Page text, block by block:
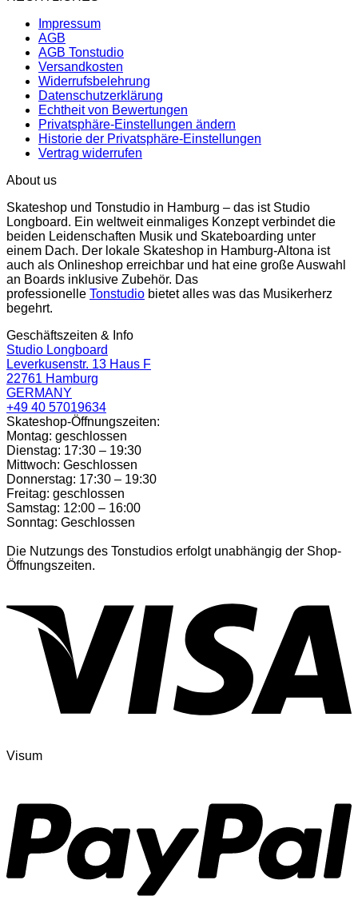
Impressum
AGB
AGB Tonstudio
Versandkosten
Widerrufsbelehrung
Datenschutzerklärung
Echtheit von Bewertungen
Privatsphäre-Einstellungen ändern
Historie der Privatsphäre-Einstellungen
Vertrag widerrufen
About us
Skateshop und Tonstudio in Hamburg – das ist Studio
Longboard. Ein weltweit einmaliges Konzept verbindet die
beiden Leidenschaften Musik und Skateboarding unter
einem Dach. Der lokale Skateshop in Hamburg-Altona ist
auch als Onlineshop erreichbar und hat eine große Auswahl
an Boards inklusive Zubehör. Das
professionelle Tonstudio bietet alles was das Musikerherz
begehrt.
Geschäftszeiten & Info
Studio Longboard
Leverkusenstr. 13 Haus F
22761 Hamburg
GERMANY
+49 40 57019634
Skateshop-Öffnungszeiten:
Montag: geschlossen
Dienstag: 17:30 – 19:30
Mittwoch: Geschlossen
Donnerstag: 17:30 – 19:30
Freitag: geschlossen
Samstag: 12:00 – 16:00
Sonntag: Geschlossen
Die Nutzungs des Tonstudios erfolgt unabhängig der Shop-
Öffnungszeiten.
Visum